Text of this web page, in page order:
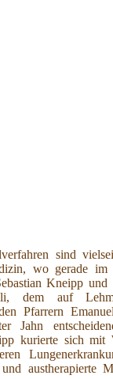
sind
wo gerade im
Kneipp und
dem auf
Pfarrern
Jahn
kurierte sich mit
austherapierte